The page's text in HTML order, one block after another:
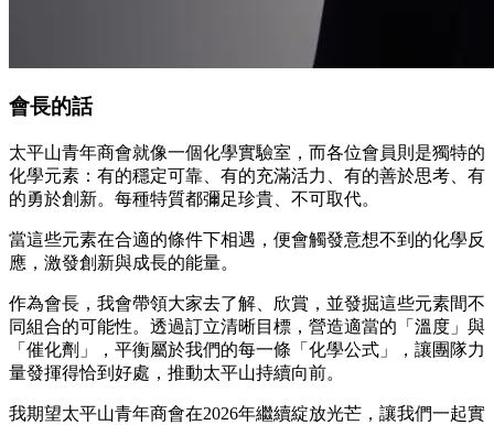
會長的話
太平山青年商會就像一個化學實驗室，而各位會員則是獨特的
化學元素：有的穩定可靠、有的充滿活力、有的善於思考、有
的勇於創新。每種特質都彌足珍貴、不可取代。
當這些元素在合適的條件下相遇，便會觸發意想不到的化學反
應，激發創新與成長的能量。
作為會長，我會帶領大家去了解、欣賞，並發掘這些元素間不
同組合的可能性。透過訂立清晰目標，營造適當的「溫度」與
「催化劑」，平衡屬於我們的每一條「化學公式」，讓團隊力
量發揮得恰到好處，推動太平山持續向前。
我期望太平山青年商會在2026年繼續綻放光芒，讓我們一起實